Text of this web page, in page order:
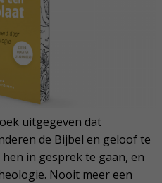
uitgegeven dat
de Bijbel en geloof te
in gesprek te gaan, en
Nooit meer een